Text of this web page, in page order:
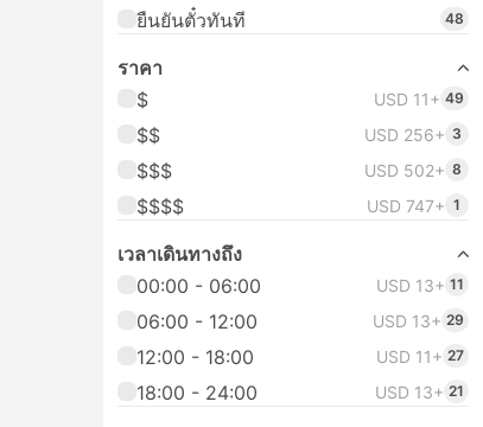
ยืนยันตั๋วทันที 48
ราคา
$
USD 11+ 49
$$ USD 256+ 3
$$$ USD 502+ 8
$$$$ USD 747+ 1
เวลาเดินทางถึง
00:00 - 06:00
USD 13+ 11
06:00 - 12:00 USD 13+ 29
12:00 - 18:00 USD 11+ 27
18:00 - 24:00 USD 13+ 21